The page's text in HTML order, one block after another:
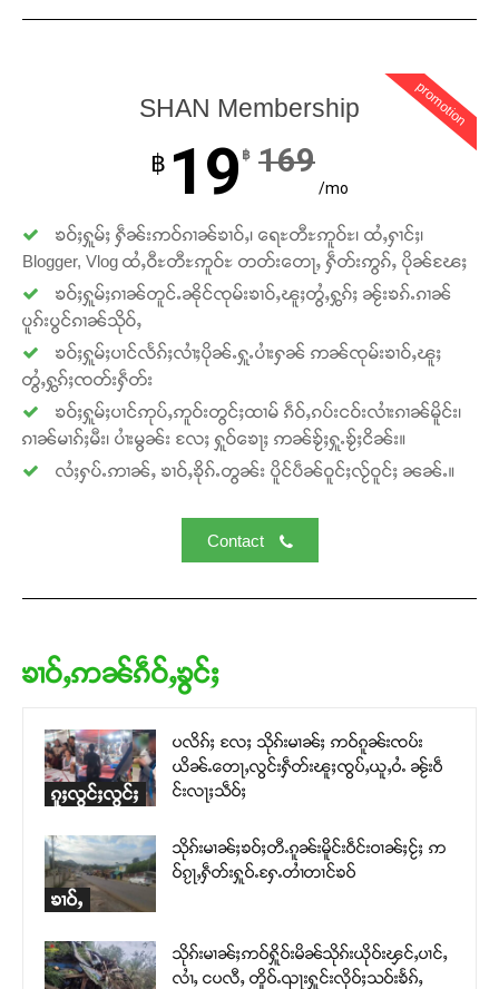
Support SHAN
တႃႇႁႂ်ႈသဵင်ၵၢင်ၸႂ်ၵူၼ်းမိူင်း ၵူႈတီႈၵူႈလႅၼ်ပေႃးတေၸွ
တ်ႇ တူဝ်ႈလုမ်ႈၾႃႉၼၼ်ႉ ၶဝ်ႈႁူမ်ႈၵမ်ႉထႅမ် ၸုမ်းၶၢ
ဝ်ႇၽူႈတွႆႇႁွၵ်ႈ လႆႈယူႇၶႃႈဢေႃႈ။
Donate Now
promotion
SHAN Membership
฿ 19 ฿ 169
/mo
ၶဝ်ႈႁူမ်ႈ ႁဵၼ်းဢဝ်ၵၢၼ်ၶၢဝ်ႇ၊ ရေႊတီႊဢူဝ်ႊ၊ ထႆႇႁၢင်ႈ၊
Blogger, Vlog ထႆႇဝီႊတီႊဢူဝ်ႊ တတ်းတေႃႇ ႁဵတ်းဢွၵ်ႇ ပိုၼ်ၽႄႈ
ၶဝ်ႈႁူမ်ႈၵၢၼ်တူင်ႉၼိုင်ၸုမ်းၶၢဝ်ႇၽူႈတွႆႇႁွၵ်ႈ ၼႂ်းၶၵ်ႉၵၢၼ်
ပူၵ်းပွင်ၵၢၼ်သိုဝ်ႇ
ၶဝ်ႈႁူမ်ႈပၢင်လႅၵ်ႈလၢႆႈပိုၼ်ႉႁူႉပၢႆးႁၼ် ဢၼ်ၸုမ်းၶၢဝ်ႇၽူႈ
တွႆႇႁွၵ်ႈၸတ်းႁဵတ်း
ၶဝ်ႈႁူမ်ႈပၢင်ဢုပ်ႇဢူဝ်းတွင်ႈထၢမ် ၵဵဝ်ႇၵပ်းငဝ်းလၢႆးၵၢၼ်မိူင်း၊
ၵၢၼ်မၢၵ်ႈမီး၊ ပၢႆးမွၼ်း လႄႈ ႁူဝ်ၶေႃႈ ဢၼ်ၶႂ်ႈႁူႉၶႂ်ႈငိၼ်း။
လႆႈႁပ်ႉဢၢၼ်ႇ ၶၢဝ်ႇၶိုၵ်ႉတွၼ်း ပိူင်ပဵၼ်ဝူင်ႈလႂ်ဝူင်ႈ ၼၼ်ႉ။
Contact
ၶၢဝ်ႇဢၼ်ၵဵဝ်ႇၶွင်ႈ
ၵူႈလွင်ႈလွင်ႈ
ပလိၵ်ႈ လႄႈ သိုၵ်းမၢၼ်ႈ ဢဝ်ၵူၼ်းၸပ်း
ယိၼ်ႉတေႃႇလွင်းႁဵတ်းၽူႈၸွပ်ႇယူႇဝႆႉ ၼႂ်းဝဵ
င်းလႃႈသဵဝ်ႈ
ၶၢဝ်ႇ
သိုၵ်းမၢၼ်ႈၶဝ်ႈတီႉၵူၼ်းမိူင်းဝဵင်းဝၢၼ်ႈငႂ်ႈ ဢ
ဝ်ၵႂႃႇႁဵတ်းႁူဝ်ႉႁႄႉတၢႆတၢင်ၶဝ်
သိုၵ်းမၢၼ်ႈဢဝ်ႁိူဝ်းမိၼ်သိုၵ်းယိုဝ်းၾင်ႇပၢင်ႇ
လၢႆႇ ငပလီႇ တိူဝ်ႉၺႃးႁူင်းလိုဝ်ႈသဝ်းၶႅၵ်ႇ